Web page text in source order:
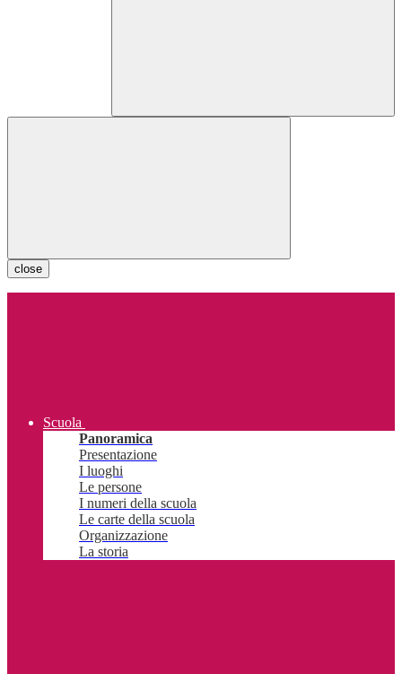
close
Scuola
Panoramica
Presentazione
I luoghi
Le persone
I numeri della scuola
Le carte della scuola
Organizzazione
La storia